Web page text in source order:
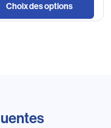
Choix des options